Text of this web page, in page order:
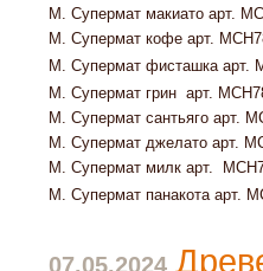
М. Супермат макиато арт.
М. Супермат кофе арт.
М. Супермат фисташка арт.
М. Супермат грин арт.
М. Супермат сантьяго арт.
М. Супермат джелато арт.
М. Супермат милк арт.
М. Супермат панакота арт.
07.05.2024